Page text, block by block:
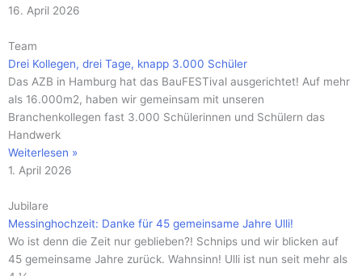
16. April 2026
Team
Drei Kollegen, drei Tage, knapp 3.000 Schüler
Das AZB in Hamburg hat das BauFESTival ausgerichtet! Auf mehr
als 16.000m2, haben wir gemeinsam mit unseren
Branchenkollegen fast 3.000 Schülerinnen und Schülern das
Handwerk
Weiterlesen »
1. April 2026
Jubilare
Messinghochzeit: Danke für 45 gemeinsame Jahre Ulli!
Wo ist denn die Zeit nur geblieben?! Schnips und wir blicken auf
45 gemeinsame Jahre zurück. Wahnsinn! Ulli ist nun seit mehr als